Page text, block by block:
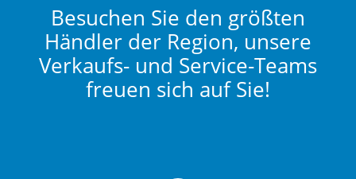
Besuchen Sie den größten
Händler der Region, unsere
Verkaufs- und Service-Teams
freuen sich auf Sie!